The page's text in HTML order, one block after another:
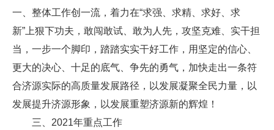
一、整体工作创一流，着力在“求强、求精、求好、求
新”上狠下功夫，敢闯敢试、敢为人先，攻坚克难、实干担
当，一步一个脚印，踏踏实实干好工作，用坚定的信心、
更大的决心、十足的底气、争先的勇气，加快走出一条符
合济源实际的高质量发展路径，以发展凝聚全民力量，以
发展提升济源形象，以发展重塑济源新的辉煌！
三、2021年重点工作